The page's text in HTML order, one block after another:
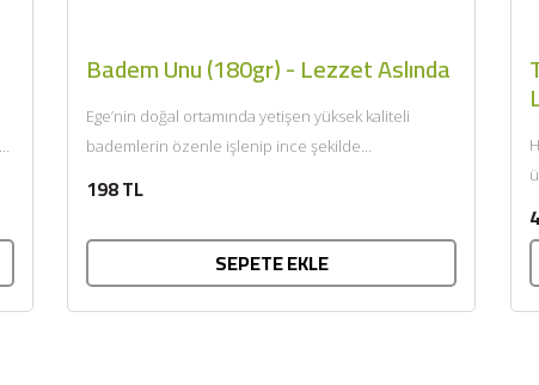
Badem Unu (180gr) - Lezzet Aslında
Ege’nin doğal ortamında yetişen yüksek kaliteli
bademlerin özenle işlenip ince şekilde
198 TL
SEPETE EKLE